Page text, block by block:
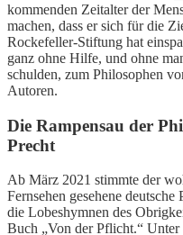
kommenden Zeitalter der
machen, dass er sich für die
Rockefeller-Stiftung hat
ganz ohne Hilfe, und ohne
schulden, zum Philosophen
Autoren.
Die Rampensau der
Precht
Ab März 2021 stimmte der
Fernsehen gesehene
die Lobeshymnen des
Buch „Von der Pflicht.“ Unter